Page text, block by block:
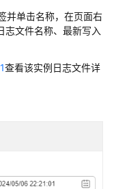
并单击名称，在页面右
志文件名称、最新写入
查看该实例日志文件详